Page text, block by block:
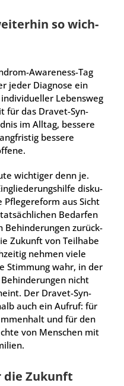
so wich­
Awa­re­ness-Tag
jeder Dia­gno­se ein
Lebens­weg
für das Dra­vet-Syn­
im All­tag, bes­se­re
bes­se­re
wich­ti­ger denn je.
dis­ku­
aus Sicht
Bedar­fen
Behin­de­run­gen zurück­
Zukunft von Teil­ha­be
neh­men vie­le
Stim­mung wahr, in der
nicht
Der Dra­vet-Syn­
auch ein Auf­ruf: für
und für den
von Men­schen mit
die Zukunft